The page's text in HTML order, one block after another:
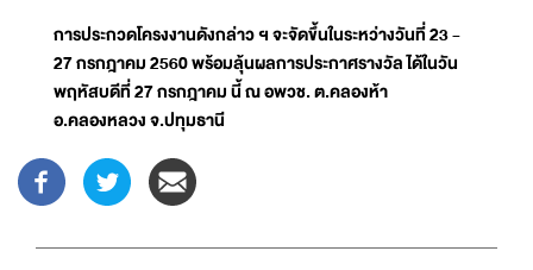
การประกวดโครงงานดังกล่าว ฯ จะจัดขึ้นในระหว่างวันที่ 23 -
27 กรกฎาคม 2560 พร้อมลุ้นผลการประกาศรางวัล ได้ในวัน
พฤหัสบดีที่ 27 กรกฎาคม นี้ ณ อพวช. ต.คลองห้า
อ.คลองหลวง จ.ปทุมธานี